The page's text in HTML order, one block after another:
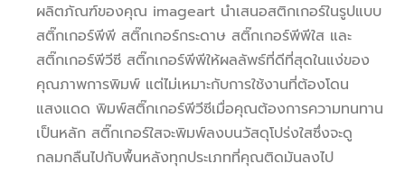
ผลิตภัณฑ์ของคุณ imageart นำเสนอสติกเกอร์ในรูปแบบ
สติ๊กเกอร์พีพี สติ๊กเกอร์กระดาษ สติ๊กเกอร์พีพีใส และ
สติ๊กเกอร์พีวีซี สติ๊กเกอร์พีพีให้ผลลัพธ์ที่ดีที่สุดในแง่ของ
คุณภาพการพิมพ์ แต่ไม่เหมาะกับการใช้งานที่ต้องโดน
แสงแดด พิมพ์สติ๊กเกอร์พีวีซีเมื่อคุณต้องการความทนทาน
เป็นหลัก สติ๊กเกอร์ใสจะพิมพ์ลงบนวัสดุโปร่งใสซึ่งจะดู
กลมกลืนไปกับพื้นหลังทุกประเภทที่คุณติดมันลงไป